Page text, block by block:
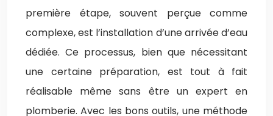
première étape, souvent perçue comme
complexe, est l’installation d’une arrivée d’eau
dédiée. Ce processus, bien que nécessitant
une certaine préparation, est tout à fait
réalisable même sans être un expert en
plomberie. Avec les bons outils, une méthode